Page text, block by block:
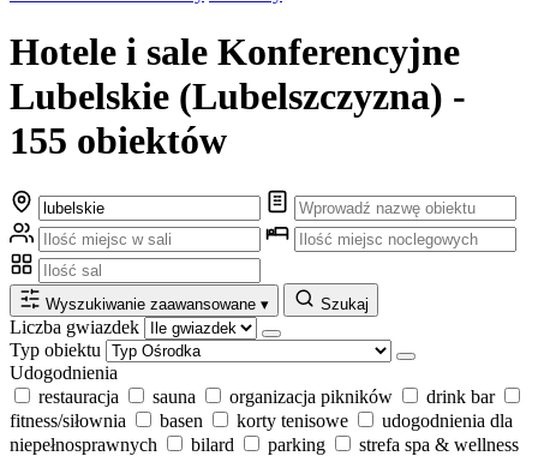
Hotele i sale Konferencyjne
Lubelskie (Lubelszczyzna) -
155 obiektów
Wyszukiwanie zaawansowane ▾ Szukaj
Liczba gwiazdek
Typ obiektu
Udogodnienia
restauracja
sauna organizacja pikników
drink bar
fitness/siłownia
basen korty tenisowe
udogodnienia dla
niepełnosprawnych
bilard parking
strefa spa & wellness